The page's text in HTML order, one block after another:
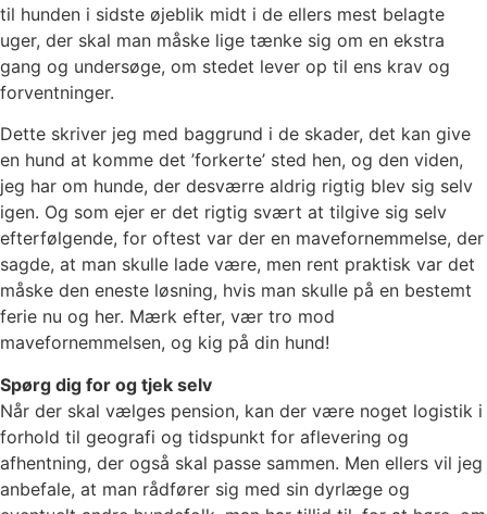
til hunden i sidste øjeblik midt i de ellers mest belagte
uger, der skal man måske lige tænke sig om en ekstra
gang og undersøge, om stedet lever op til ens krav og
forventninger.
Dette skriver jeg med baggrund i de skader, det kan give
en hund at komme det ’forkerte’ sted hen, og den viden,
jeg har om hunde, der desværre aldrig rigtig blev sig selv
igen. Og som ejer er det rigtig svært at tilgive sig selv
efterfølgende, for oftest var der en mavefornemmelse, der
sagde, at man skulle lade være, men rent praktisk var det
måske den eneste løsning, hvis man skulle på en bestemt
ferie nu og her. Mærk efter, vær tro mod
mavefornemmelsen, og kig på din hund!
Spørg dig for og tjek selv
Når der skal vælges pension, kan der være noget logistik i
forhold til geografi og tidspunkt for aflevering og
afhentning, der også skal passe sammen. Men ellers vil jeg
anbefale, at man rådfører sig med sin dyrlæge og